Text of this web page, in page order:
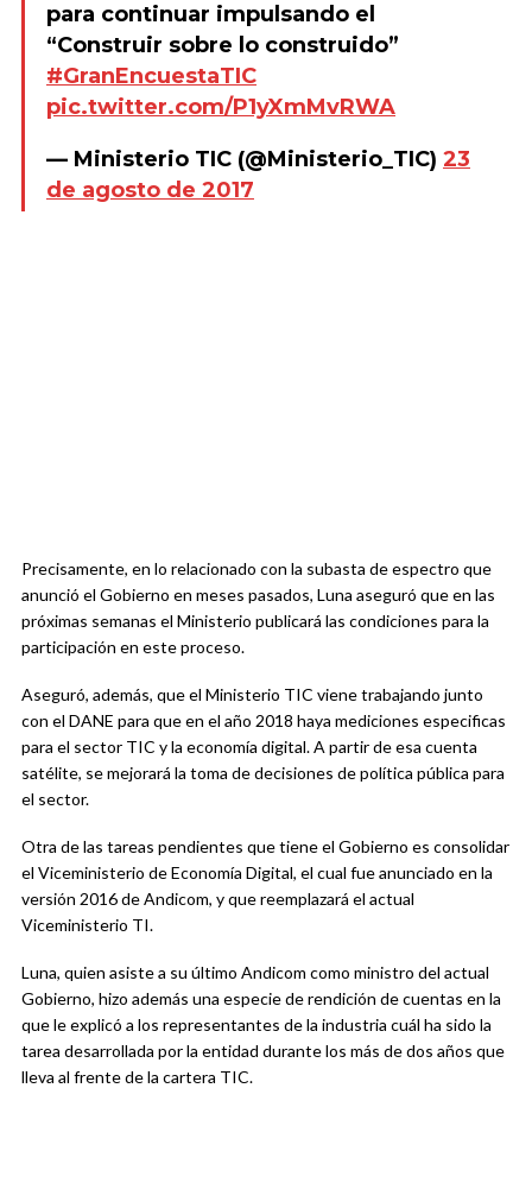
para continuar impulsando el
“Construir sobre lo construido”
#GranEncuestaTIC
pic.twitter.com/P1yXmMvRWA
— Ministerio TIC (@Ministerio_TIC) 23
de agosto de 2017
Precisamente, en lo relacionado con la subasta de espectro que
anunció el Gobierno en meses pasados, Luna aseguró que en las
próximas semanas el Ministerio publicará las condiciones para la
participación en este proceso.
Aseguró, además, que el Ministerio TIC viene trabajando junto
con el DANE para que en el año 2018 haya mediciones especificas
para el sector TIC y la economía digital. A partir de esa cuenta
satélite, se mejorará la toma de decisiones de política pública para
el sector.
Otra de las tareas pendientes que tiene el Gobierno es consolidar
el Viceministerio de Economía Digital, el cual fue anunciado en la
versión 2016 de Andicom, y que reemplazará el actual
Viceministerio TI.
Luna, quien asiste a su último Andicom como ministro del actual
Gobierno, hizo además una especie de rendición de cuentas en la
que le explicó a los representantes de la industria cuál ha sido la
tarea desarrollada por la entidad durante los más de dos años que
lleva al frente de la cartera TIC.